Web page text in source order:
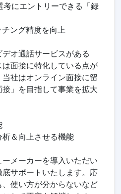
考にエントリーできる「録
チング精度を向上
オ通話サービスがある
面接に特化している点が
社はオンライン面接に留
」を目指して事業を拡大
析＆向上させる機能
メーカーを導入いただい
サポートいたします。応
使い方が分からないなど